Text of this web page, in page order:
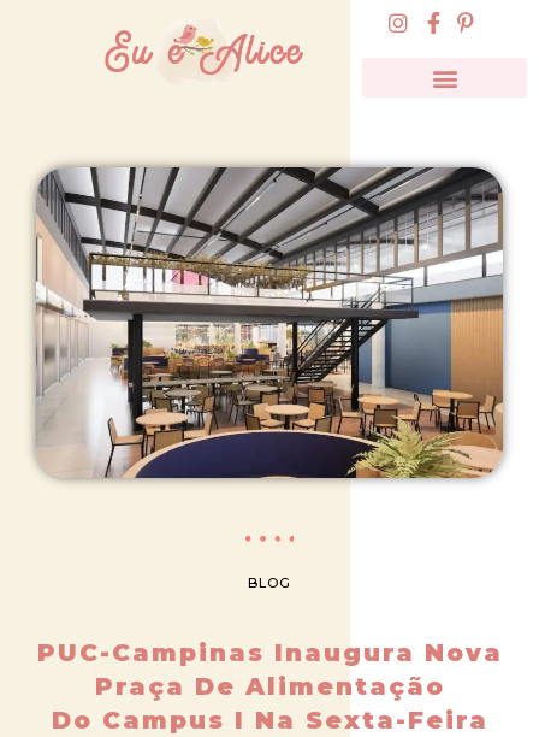
BLOG
PUC-Campinas Inaugura Nova
Praça De Alimentação
Do Campus I Na Sexta-Feira